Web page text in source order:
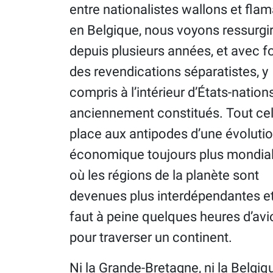
entre nationalistes wallons et
en Belgique, nous voyons ressurgir
depuis plusieurs années, et avec
des revendications séparatistes, y
compris à l’intérieur d’États-
anciennement constitués. Tout
place aux antipodes d’une
économique toujours plus
où les régions de la planète sont
devenues plus interdépendantes
faut à peine quelques heures
pour traverser un continent.
Ni la Grande-Bretagne, ni la